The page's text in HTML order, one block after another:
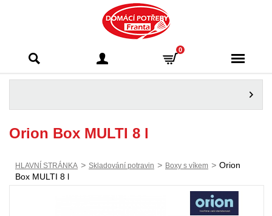
Franta - Příbram
0
Orion Box MULTI 8 l
HLAVNÍ STRÁNKA > Skladování potravin > Boxy s víkem > Orion
Box MULTI 8 l